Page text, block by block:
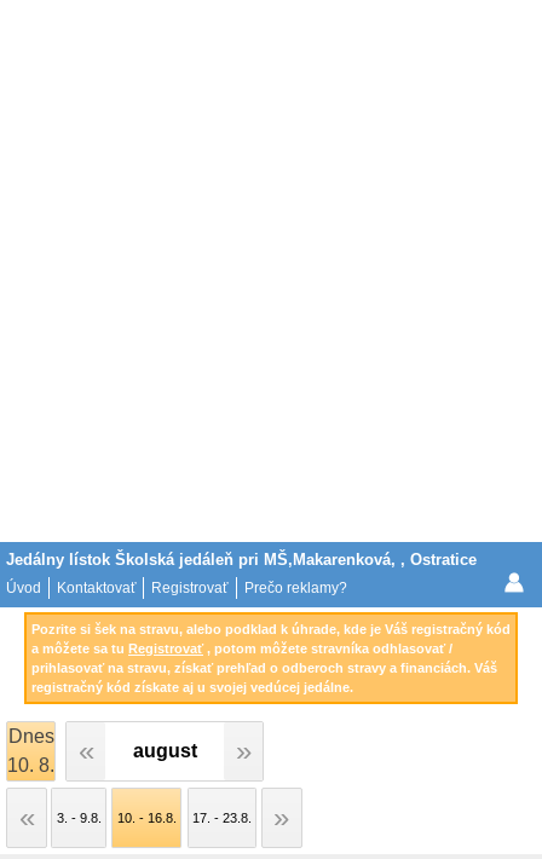
Jedálny lístok Školská jedáleň pri MŠ,Makarenková, , Ostratice
Úvod Kontaktovať Registrovať Prečo reklamy?
Pozrite si šek na stravu, alebo podklad k úhrade, kde je Váš registračný kód
a môžete sa tu Registrovať, potom môžete stravníka odhlasovať /
prihlasovať na stravu, získať prehľad o odberoch stravy a financiách. Váš
registračný kód získate aj u svojej vedúcej jedálne.
Dnes
10. 8.
august
3. - 9.8. 10. - 16.8. 17. - 23.8.